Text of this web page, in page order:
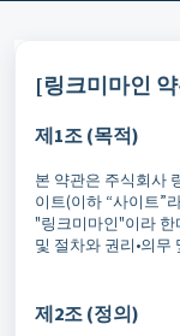
[링크미마인
제1조 (목적)
본 약관은 주식회사
이트(이하 “사이트”
"링크미마인"이라 한
및 절차와 권리•의
제2조 (정의)